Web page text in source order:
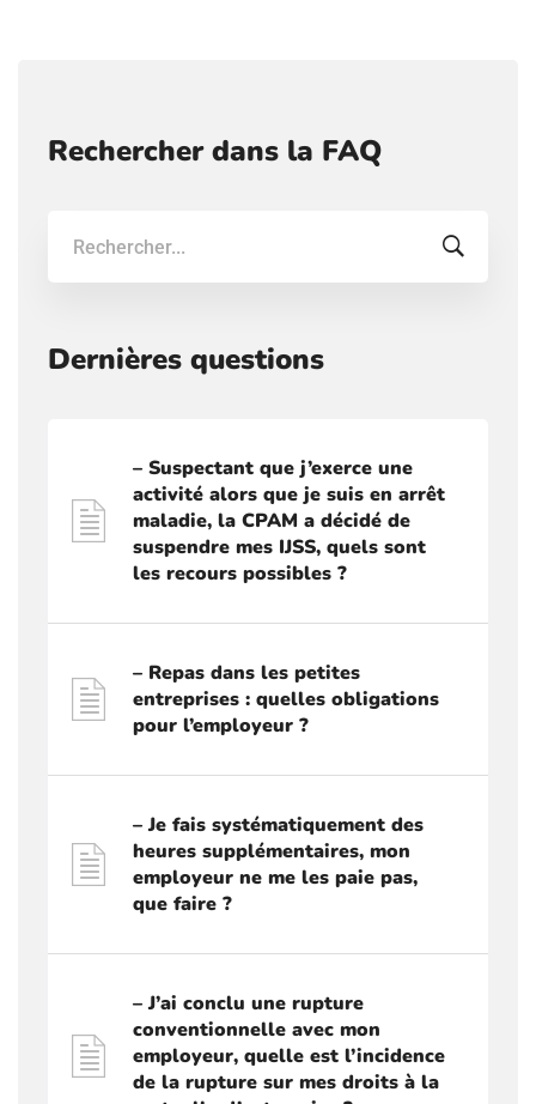
Rechercher dans la FAQ
Dernières questions
– Suspectant que j’exerce une
activité alors que je suis en arrêt
maladie, la CPAM a décidé de
suspendre mes IJSS, quels sont
les recours possibles ?
– Repas dans les petites
entreprises : quelles obligations
pour l’employeur ?
– Je fais systématiquement des
heures supplémentaires, mon
employeur ne me les paie pas,
que faire ?
– J’ai conclu une rupture
conventionnelle avec mon
employeur, quelle est l’incidence
de la rupture sur mes droits à la